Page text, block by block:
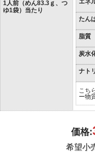
1人前（めん83.3ｇ、つ
ゆ1袋）当たり
たん
脂質
炭水
ナト
こち
ー物
価格:
希望小